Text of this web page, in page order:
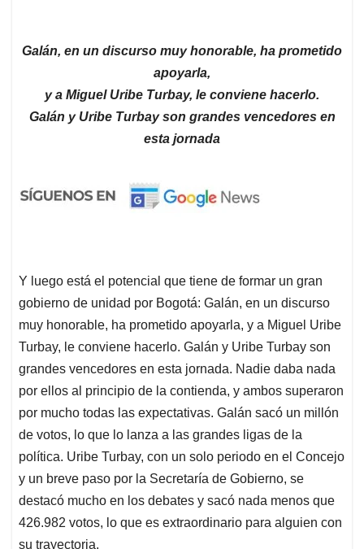
Y luego está el potencial que tiene de formar un gran
Turbay, le conviene hacerlo. Galán y Uribe Turbay son
de votos, lo que lo lanza a las grandes ligas de la
política. Uribe Turbay, con un solo periodo en el Concejo
y un breve paso por la Secretaría de Gobierno, se
destacó mucho en los debates y sacó nada menos que
426.982 votos, lo que es extraordinario para alguien con
su trayectoria.
La gran incógnita es que hará Hollman Morris. Morris
hizo una campaña muy importante, a mérito propio, y
denunció unas irregularidades en el proceso de
licitación del metro que la alcaldesa no podrá ignorar.
¿Se independizará de Petro para formar alianza?